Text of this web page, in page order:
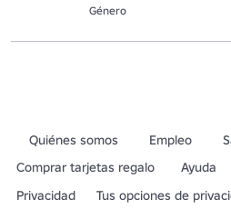
Género
Quiénes somos Empleo
Comprar tarjetas regalo
Ayuda
Privacidad
Tus opciones de